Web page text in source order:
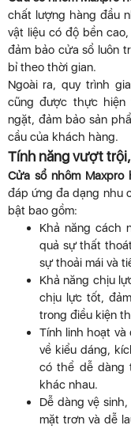
chất lượng hàng đầu
vật liệu có độ bền
đảm bảo cửa sổ luôn
bỉ theo thời gian.
Ngoài ra, quy trình
cũng được thực hiện
ngặt, đảm bảo sản
cầu của khách hàng.
Tính năng vượt
Cửa sổ nhôm Maxpro
đáp ứng đa dạng nhu
bật bao gồm:
Khả năng cách
quả sự thất
sự thoải mái và
Khả năng chịu
chịu lực tốt,
trong điều kiện
Tính linh hoạt và
về kiểu dáng,
có thể dễ dàng
khác nhau.
Dễ dàng vệ
mặt trơn và dễ